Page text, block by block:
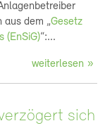
aus dem „Gesetz
(EnSiG)“:...
weiterlesen
sich